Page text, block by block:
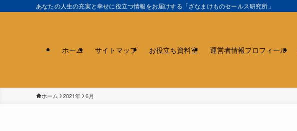
あなたの人生の充実と幸せに役立つ情報をお届けする「ざなまけものセールス研究所」
ホーム サイトマップ お役立ち資料室 運営者情報プロフィール
ホーム 2021年 6月